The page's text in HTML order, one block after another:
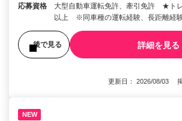
応募資格
大型自動車運転免許、牽引免許 ★ト
以上 ※同車種の運転経験、長距離経験
後で見る 詳細を見る
更新日： 2026/08/03
NEW